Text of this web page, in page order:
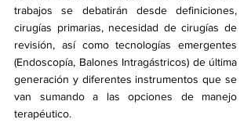
trabajos se debatirán desde definiciones,
cirugías primarias, necesidad de cirugías de
revisión, así como tecnologías emergentes
(Endoscopía, Balones Intragástricos) de última
generación y diferentes instrumentos que se
van sumando a las opciones de manejo
terapéutico.